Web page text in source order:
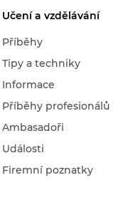
Učení a vzdělávání
Příběhy
Tipy a techniky
Informace
Příběhy profesionálů
Ambasadoři
Události
Firemní poznatky